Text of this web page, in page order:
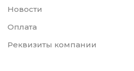
Новости
Оплата
Реквизиты компании